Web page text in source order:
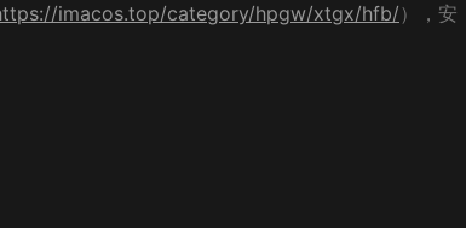
imacos.top/category/hpgw/xtgx/hfb/），安